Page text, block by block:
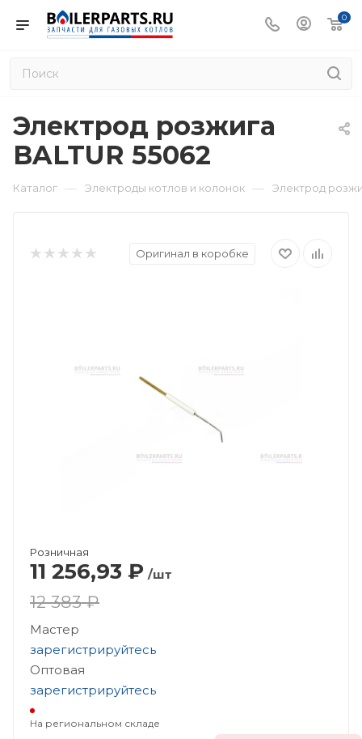
0
Электрод розжига
BALTUR 55062
Каталог — Электроды котлов и колонок — Электрод
Оригинал в коробке
Розничная
11 256,93 ₽ /шт
12 383 ₽
Мастер
зарегистрируйтесь
Оптовая
зарегистрируйтесь
На региональном складе